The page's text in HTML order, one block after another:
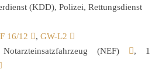
(KDD), Polizei, Rettungsdienst
16/12 , GW-L2
(NEF)
, 1